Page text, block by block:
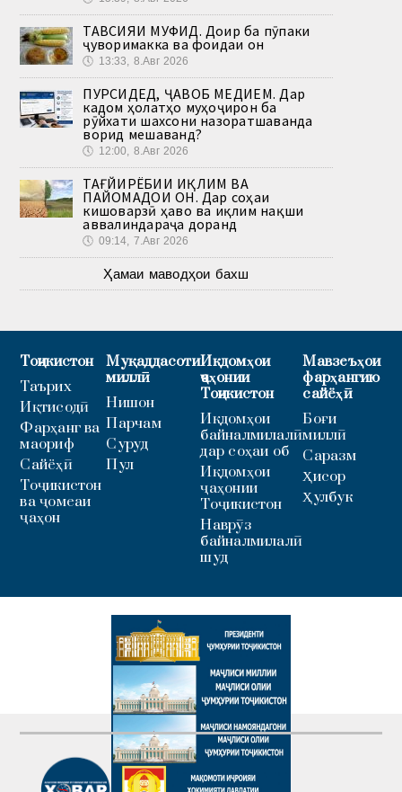
ТАВСИЯИ МУФИД. Доир ба пӯпаки
ҷуворимакка ва фоидаи он
🕔 13:33, 8.Авг 2026
ПУРСИДЕД, ҶАВОБ МЕДИҲЕМ. Дар
кадом ҳолатҳо муҳоҷирон ба
рӯйхати шахсони назоратшаванда
ворид мешаванд?
🕔 12:00, 8.Авг 2026
ТАҒЙИРЁБИИ ИҚЛИМ ВА
ПАЙОМАДҲОИ ОН. Дар соҳаи
кишоварзӣ ҳаво ва иқлим нақши
аввалиндараҷа доранд
🕔 09:14, 7.Авг 2026
Ҳамаи маводҳои бахш
Тоҷикистон
Таърих
Иқтисодӣ
Фарҳанг ва
маориф
Сайёҳӣ
Тоҷикистон
ва ҷомеаи
ҷаҳон
Муқаддасоти
миллӣ
Нишон
Парчам
Суруд
Пул
Иқдомҳои
ҷаҳонии
Тоҷикистон
Иқдомҳои
байналмилалӣ
дар соҳаи об
Иқдомҳои
ҷаҳонии
Тоҷикистон
Наврӯз
байналмилалӣ
шуд
Мавзеъҳои
фарҳангию
сайёҳӣ
Боғи
миллӣ
Саразм
Ҳисор
Ҳулбук